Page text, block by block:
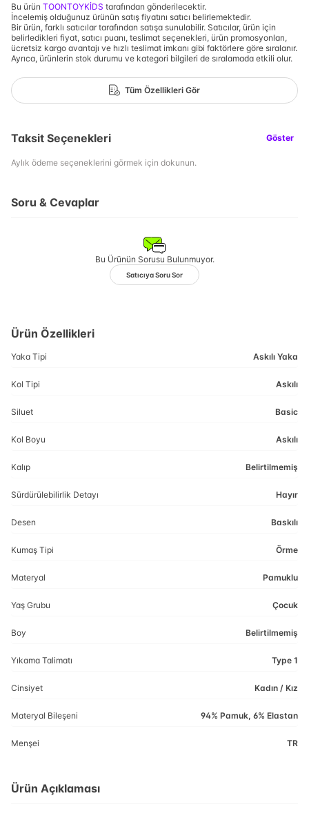
Bu ürün TOONTOYKİDS tarafından gönderilecektir.
İncelemiş olduğunuz ürünün satış fiyatını satıcı belirlemektedir.
Bir ürün, farklı satıcılar tarafından satışa sunulabilir. Satıcılar, ürün için
belirledikleri fiyat, satıcı puanı, teslimat seçenekleri, ürün promosyonları,
ücretsiz kargo avantajı ve hızlı teslimat imkanı gibi faktörlere göre sıralanır.
Ayrıca, ürünlerin stok durumu ve kategori bilgileri de sıralamada etkili olur.
Tüm Özellikleri Gör
Taksit Seçenekleri Göster
Aylık ödeme seçeneklerini görmek için dokunun.
Soru & Cevaplar
Bu Ürünün Sorusu Bulunmuyor.
Satıcıya Soru Sor
Ürün Özellikleri
Yaka Tipi Askılı Yaka
Kol Tipi Askılı
Siluet Basic
Kol Boyu Askılı
Kalıp Belirtilmemiş
Sürdürülebilirlik Detayı Hayır
Desen Baskılı
Kumaş Tipi Örme
Materyal Pamuklu
Yaş Grubu Çocuk
Boy Belirtilmemiş
Yıkama Talimatı Type 1
Cinsiyet Kadın / Kız
Materyal Bileşeni 94% Pamuk, 6% Elastan
Menşei TR
Ürün Açıklaması